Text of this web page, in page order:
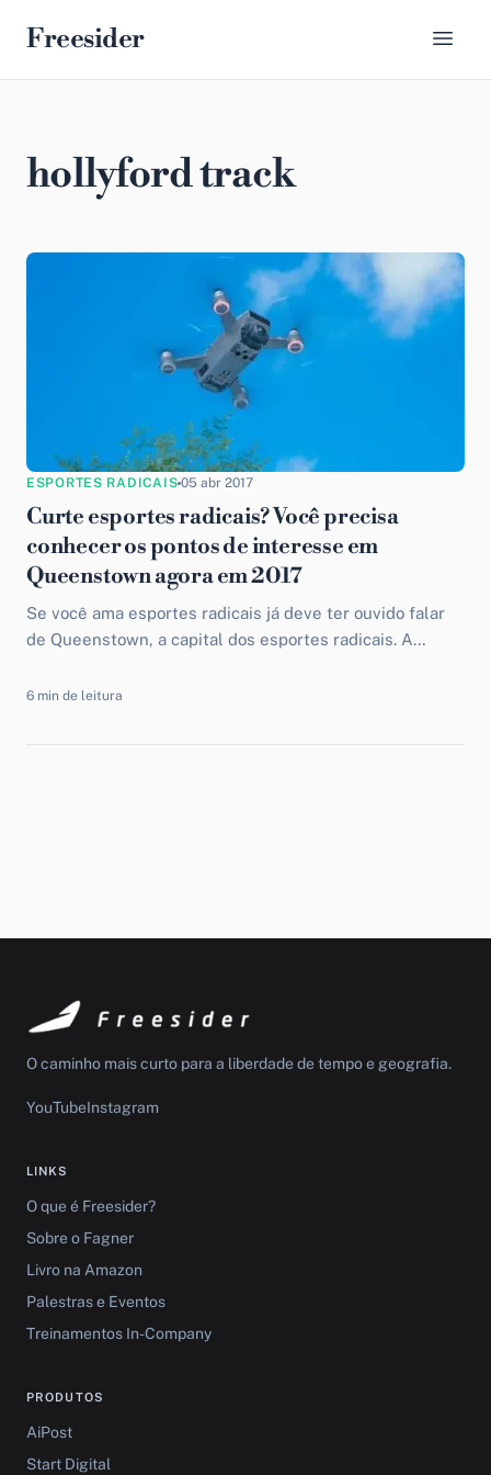
Freesider
hollyford track
ESPORTES RADICAIS 05 abr 2017
Curte esportes radicais? Você precisa
conhecer os pontos de interesse em
Queenstown agora em 2017
Se você ama esportes radicais já deve ter ouvido falar
de Queenstown, a capital dos esportes radicais. A
6 min de leitura
O caminho mais curto para a liberdade de tempo e geografia.
YouTubeInstagram
LINKS
O que é Freesider?
Sobre o Fagner
Livro na Amazon
Palestras e Eventos
Treinamentos In-Company
PRODUTOS
AiPost
Start Digital